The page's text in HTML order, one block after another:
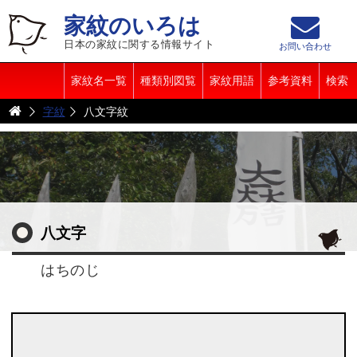
家紋のいろは
日本の家紋に関する情報サイト
家紋名一覧 種類別図覧 家紋用語 参考資料 検索
お問い合わせ
字紋 八文字紋
八文字
はちのじ